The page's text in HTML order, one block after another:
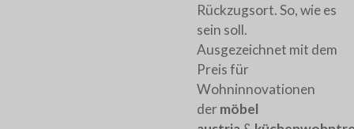
Rückzugsort. So, wie es
sein soll.
Ausgezeichnet mit dem
Preis für
Wohninnovationen
dermöbel